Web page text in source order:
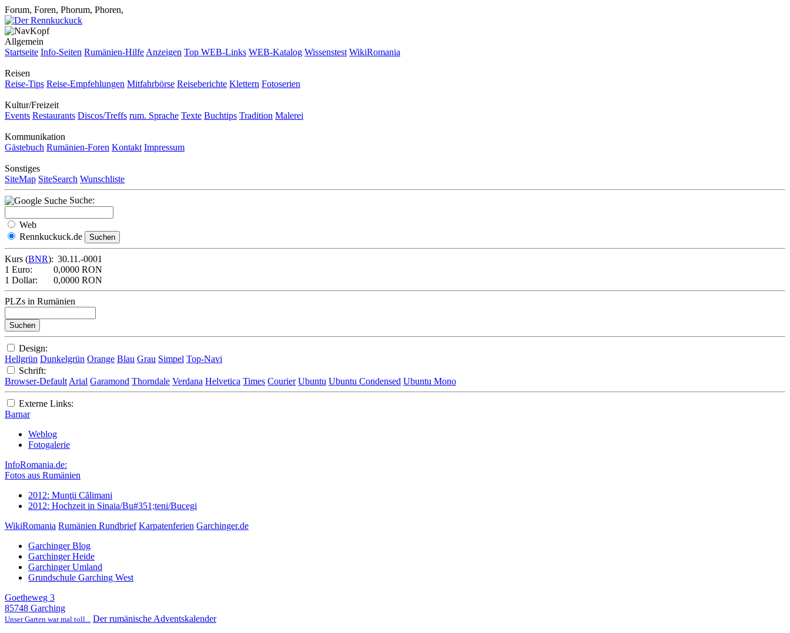
Forum, Foren, Phorum, Phoren,
Allgemein
Startseite Info-Seiten Rumänien-Hilfe Anzeigen Top WEB-Links WEB-Katalog Wissenstest WikiRomania
Reisen
Reise-Tips Reise-Empfehlungen Mitfahrbörse Reiseberichte Klettern Fotoserien
Kultur/Freizeit
Events Restaurants Discos/Treffs rum. Sprache Texte Buchtips Tradition Malerei
Kommunikation
Gästebuch Rumänien-Foren Kontakt Impressum
Sonstiges
SiteMap SiteSearch Wunschliste
Suche:
Web
Rennkuckuck.de
Kurs (BNR): 30.11.-0001
1 Euro:
0,0000 RON
1 Dollar:
0,0000 RON
PLZs in Rumänien
Design:
Hellgrün Dunkelgrün Orange Blau Grau Simpel Top-Navi
Schrift:
Browser-Default Arial Garamond Thorndale Verdana Helvetica Times Courier Ubuntu Ubuntu Condensed Ubuntu Mono
Externe Links:
Barnar
Weblog
Fotogalerie
InfoRomania.de:
Fotos aus Rumänien
2012: Munţii Călimani
2012: Hochzeit in Sinaia/Bu#351;teni/Bucegi
WikiRomania Rumänien Rundbrief Karpatenferien Garchinger.de
Garchinger Blog
Garchinger Heide
Garchinger Umland
Grundschule Garching West
Goetheweg 3
85748 Garching
Unser Garten war mal toll... Der rumänische Adventskalender